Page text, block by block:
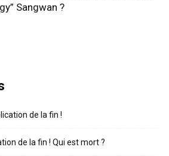
Sangwan ?
de la fin !
de la fin ! Qui est mort ?